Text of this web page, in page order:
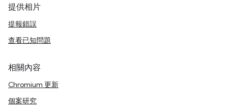
提供相片
提報錯誤
查看已知問題
相關內容
Chromium 更新
個案研究